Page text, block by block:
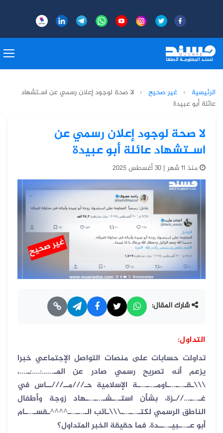
الرئيسية › غير صحيح › لا صحة لوجود إعلان رسمي عن اسـتشهاد
عائلة أبو عبيدة
لا صحة لوجود إعلان رسمي عن
اسـتشهاد عائلة أبو عبيدة
منذ 11 شهر | 30 أغسطس 2025
شارك المقال:
التداول:
تداولت حسابات على منصات التواصل الإجتماعي خبرا
يزعم أنه تصريح رسمي صادر عن المـ......:....:ـ....،
\\\ـقـ...ـ...ـاومـ...ـ...ـة الإسلامية حـ///مــ///ــاس في
غـ...ـ...//ـزة، بشأن استـ..ـشـ...ـ...ـهاد زوجة وأطفال
الناطق الرسمي لكتـ...ـ...ـ\\\ـائب الـ...ـ...ـ^^^^ـقسـ...ـام
أبو عـ...ـبيـ...ــدة. فما حقيقة الخبر المتداول؟